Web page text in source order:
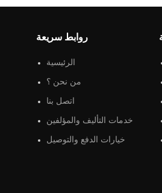
روابط سريعة
الرئيسية
من نحن ؟
اتصل بنا
خدمات التأليف والمؤلفين
خيارات الدفع والتوصيل